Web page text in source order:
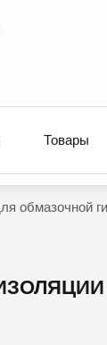
Товары
обмазочной